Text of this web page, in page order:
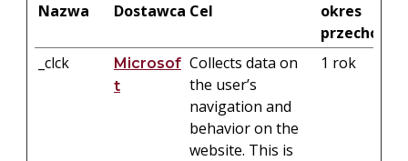
Nazwa Dostawca Cel
okres
_clck
Microsof
t
Collects data on
the user’s
navigation and
behavior on the
website. This is
1 rok